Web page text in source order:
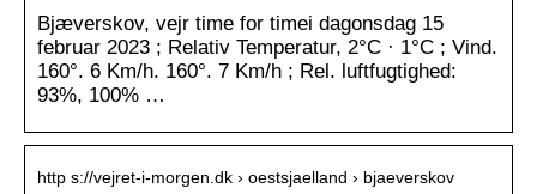
Bjæverskov, vejr time for timei dagonsdag 15
februar 2023 ; Relativ Temperatur, 2°C · 1°C ; Vind.
160°. 6 Km/h. 160°. 7 Km/h ; Rel. luftfugtighed:
93%, 100% …
http s://vejret-i-morgen.dk › oestsjaelland › bjaeverskov